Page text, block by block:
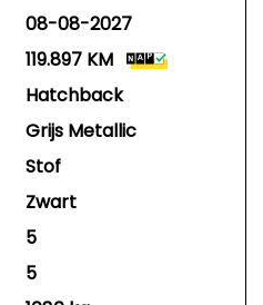
08-08-2027
119.897 KM
Hatchback
Grijs Metallic
Stof
Zwart
5
5